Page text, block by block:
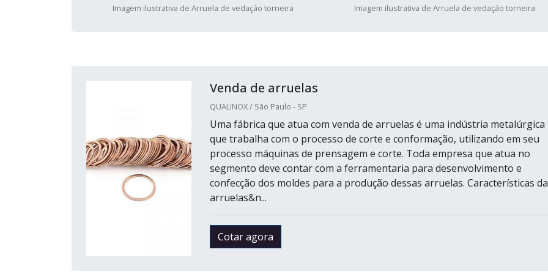
Imagem ilustrativa de Arruela de vedação torneira Imagem ilustrativa de Arruela de vedação torneira
Venda de arruelas
QUALINOX / São Paulo - SP
Uma fábrica que atua com venda de arruelas é uma indústria metalúrgica
que trabalha com o processo de corte e conformação, utilizando em seu
processo máquinas de prensagem e corte. Toda empresa que atua no
segmento deve contar com a ferramentaria para desenvolvimento e
confecção dos moldes para a produção dessas arruelas. Características
arruelas&n...
Cotar agora